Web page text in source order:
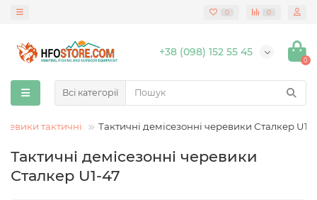
0 0
+38 (098) 152 55 45
0
Всі категорії
тактичні Тактичні демісезонні черевики Сталкер U1-
Тактичні демісезонні черевики
Сталкер U1-47